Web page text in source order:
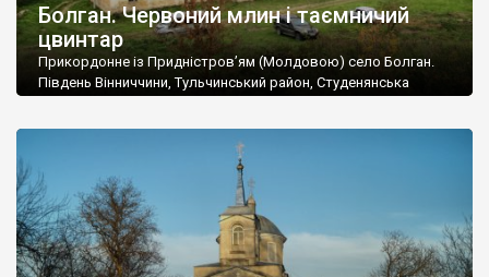
Болган. Червоний млин і таємничий
цвинтар
Прикордонне із Придністров’ям (Молдовою) село Болган.
Південь Вінниччини, Тульчинський район, Студенянська
старовинний цвинтар із кам’яними хрестами. Всі епітафії, які
збереглися, написані кирилицею, церковнослов’янською
мовою. За всіма традиційними ознаками – цвинтар
український. Хрести датуються 19 століттям. У 1924-1940
роках Болган […]